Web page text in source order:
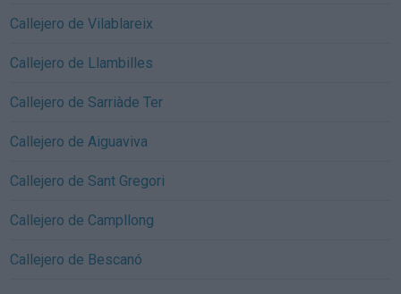
Callejero de Vilablareix
Callejero de Llambilles
Callejero de Sarriàde Ter
Callejero de Aiguaviva
Callejero de Sant Gregori
Callejero de Campllong
Callejero de Bescanó